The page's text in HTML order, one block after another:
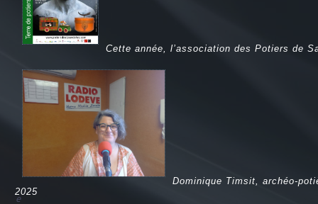
Cette année, l’association des Potiers de
Dominique Timsit, archéo-
2025
e